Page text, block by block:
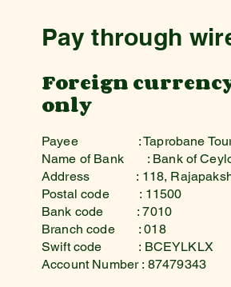
Pay through
Foreign
only
Payee
: Taprobane
Name of Bank
: Bank of
Address : 118, Rajapaksha
Postal code : 11500
Bank code : 7010
Branch code : 018
Swift code : BCEYLKLX
Account Number : 87479343